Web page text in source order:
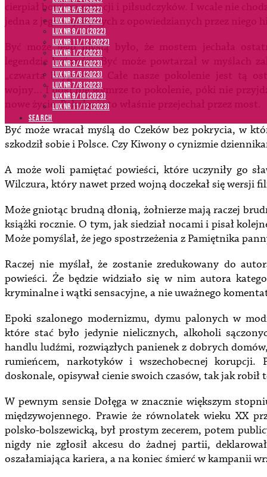
LUX NR 5/6 (2022)
LUX NR 7/8 (2022)
LUX nr 9/10 (2022)
LUX NR 11/12 (2022)
LUX NR 1/2 (2023)
LUX NR 3/4 (2023)
LUX NR 5/6 (2023)
LUX NR 7/8 (2023)
LUX NR 9/10 (2023)
LUX NR 11/12 (2023)
SEARCH
cierpiał bowiem sanacji i piłsudczyków. I wcale nie
jedna z jego najlżejszych z opowiedzianych przez niego
Być może jego myślą było, że mostem jechała
legendzie legionów. Być może powtarzał w myślach
„czwarta brygada”… Całe nasze pokolenie jest tą
wojny… I póki nie wymrze to pokolenie, póki nie
nowe życie. Pokolenie to właśnie przejechał przez most.
Być może wracał myślą do Czeków bez pokrycia, w
szkodził sobie i Polsce. Czy Kiwony o cynizmie
A może woli pamiętać powieści, które uczyniły go
Wilczura, który nawet przed wojną doczekał się wersji
Może gniotąc brudną dłonią, żołnierze mają raczej
książki rocznie. O tym, jak siedział nocami i pisał
Może pomyślał, że jego spostrzeżenia z Pamiętnika
Raczej nie myślał, że zostanie zredukowany do
powieści. Że będzie widziało się w nim autora
kryminalne i wątki sensacyjne, a nie uważnego
Epoki szalonego modernizmu, dymu palonych w
które stać było jedynie nielicznych, alkoholi
handlu ludźmi, rozwiązłych panienek z dobrych
rumieńcem, narkotyków i wszechobecnej korupcji.
doskonale, opisywał cienie swoich czasów, tak jak robił
W pewnym sensie Dołęga w znacznie większym
międzywojennego. Prawie że równolatek wieku XX
polsko-bolszewicką, był prostym zecerem, potem
nigdy nie zgłosił akcesu do żadnej partii,
oszałamiająca kariera, a na koniec śmierć w kampanii